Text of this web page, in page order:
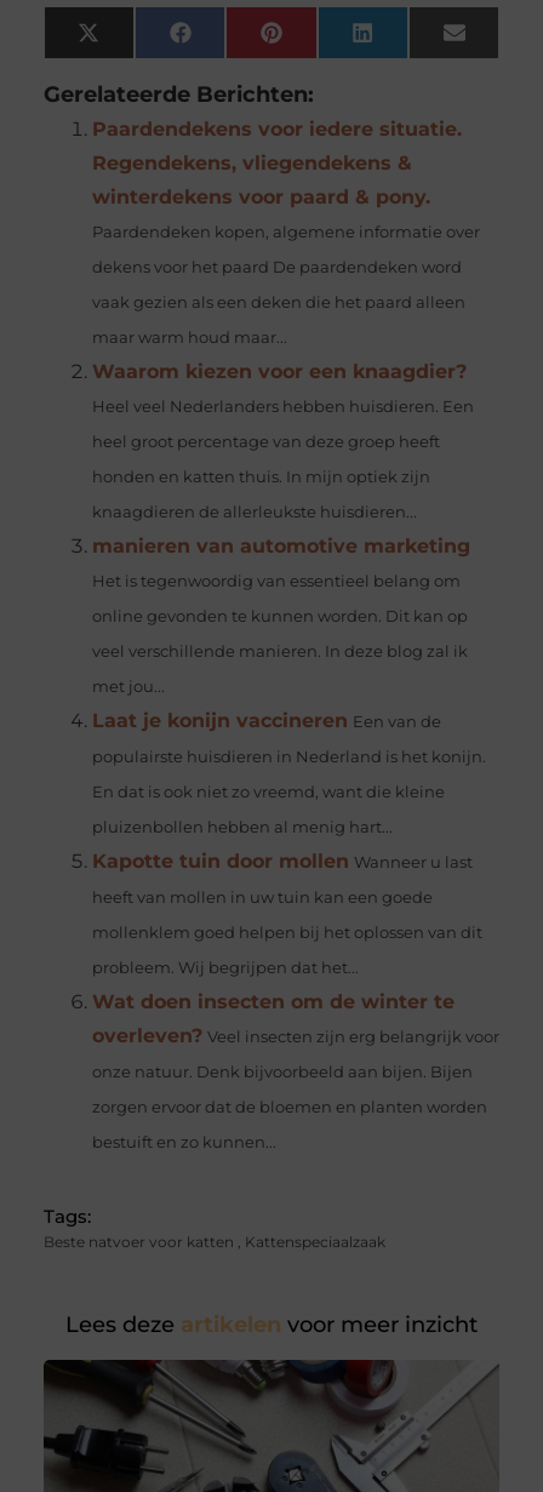
X
(Twitter)
FacebookPinterest LinkedIn Email
Gerelateerde Berichten:
Paardendekens voor iedere situatie.
Regendekens, vliegendekens &
winterdekens voor paard & pony.
Paardendeken kopen, algemene informatie over
dekens voor het paard De paardendeken word
vaak gezien als een deken die het paard alleen
maar warm houd maar...
Waarom kiezen voor een knaagdier?
Heel veel Nederlanders hebben huisdieren. Een
heel groot percentage van deze groep heeft
honden en katten thuis. In mijn optiek zijn
knaagdieren de allerleukste huisdieren...
manieren van automotive marketing
Het is tegenwoordig van essentieel belang om
online gevonden te kunnen worden. Dit kan op
veel verschillende manieren. In deze blog zal ik
met jou...
Laat je konijn vaccineren Een van de
populairste huisdieren in Nederland is het konijn.
En dat is ook niet zo vreemd, want die kleine
pluizenbollen hebben al menig hart...
Kapotte tuin door mollen Wanneer u last
heeft van mollen in uw tuin kan een goede
mollenklem goed helpen bij het oplossen van dit
probleem. Wij begrijpen dat het...
Wat doen insecten om de winter te
overleven? Veel insecten zijn erg belangrijk voor
onze natuur. Denk bijvoorbeeld aan bijen. Bijen
zorgen ervoor dat de bloemen en planten worden
bestuift en zo kunnen...
Tags:
Beste natvoer voor katten , Kattenspeciaalzaak
Lees deze artikelen voor meer inzicht